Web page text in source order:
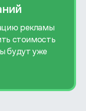
рекламы
стоимость
будут уже